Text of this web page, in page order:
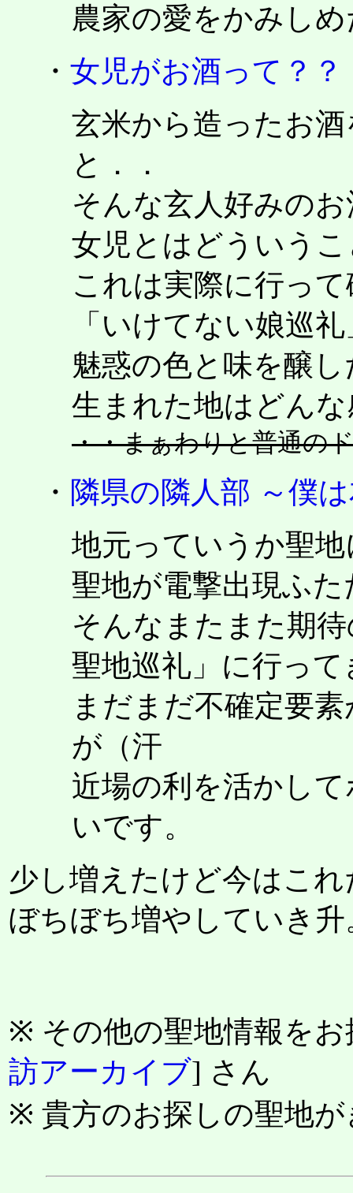
農家の愛をかみし
・ 女児がお酒って？
玄米から造ったお
と．．
そんな玄人好みの
女児とはどういう
これは実際に行っ
「いけてない娘巡
魅惑の色と味を醸
生まれた地はどん
・・まぁわりと普通の
・ 隣県の隣人部 ～僕
地元っていうか聖
聖地が電撃出現ふた
そんなまたまた期
聖地巡礼」に行っ
まだまだ不確定要
が（汗
近場の利を活かし
いです。
少し増えたけど今はこ
ぼちぼち増やしていき升
※ その他の聖地情報を
訪アーカイブ] さん
※ 貴方のお探しの聖地